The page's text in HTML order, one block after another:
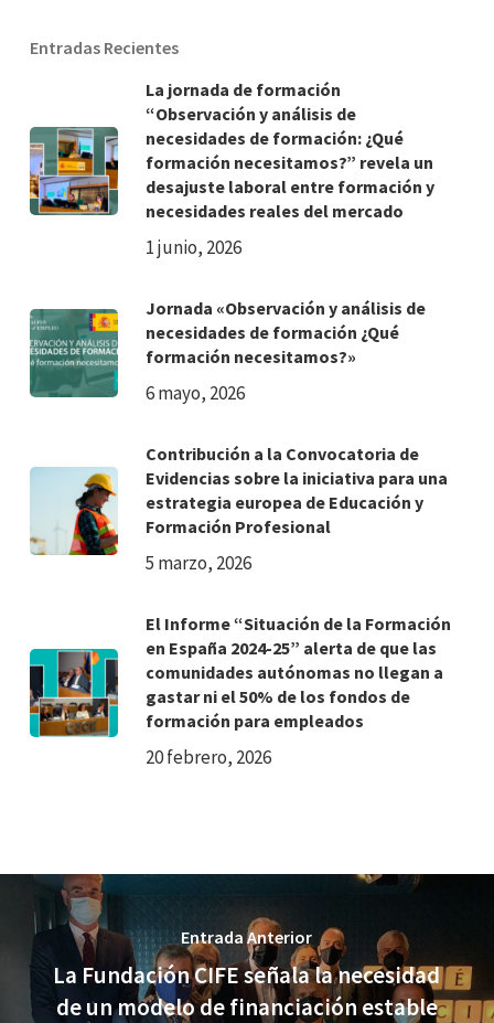
Entradas Recientes
La jornada de formación
“Observación y análisis de
necesidades de formación: ¿Qué
formación necesitamos?” revela un
desajuste laboral entre formación y
necesidades reales del mercado
1 junio, 2026
Jornada «Observación y análisis de
necesidades de formación ¿Qué
formación necesitamos?»
6 mayo, 2026
Contribución a la Convocatoria de
Evidencias sobre la iniciativa para una
estrategia europea de Educación y
Formación Profesional
5 marzo, 2026
El Informe “Situación de la Formación
en España 2024-25” alerta de que las
comunidades autónomas no llegan a
gastar ni el 50% de los fondos de
formación para empleados
20 febrero, 2026
Entrada Anterior
La Fundación CIFE señala la necesidad
de un modelo de financiación estable